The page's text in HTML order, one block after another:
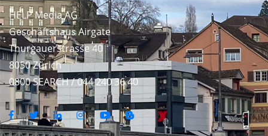
HELP Media AG
Geschäftshaus Airgate
Thurgauerstrasse 40
8050 Zürich
0800 SEARCH / 044 240 36 40